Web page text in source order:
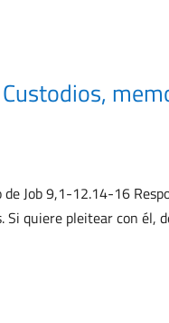
Job 9,1-12.14-16
quiere pleitear con él,